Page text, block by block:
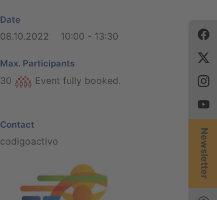
Newsletter
Date
08.10.2022 10:00 - 13:30
Max. Participants
30 Event fully booked.
Contact
codigoactivo